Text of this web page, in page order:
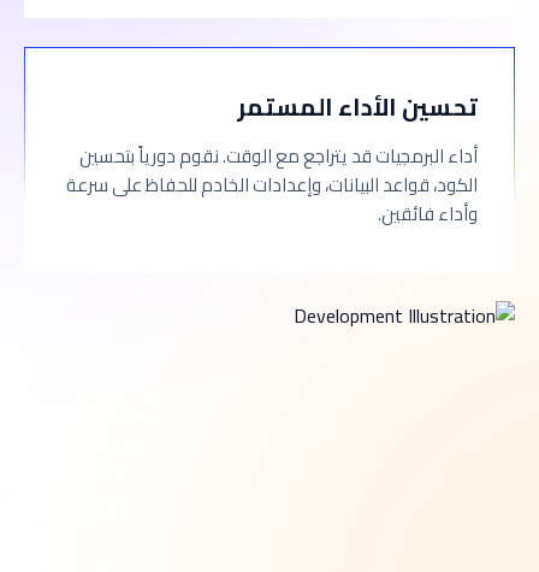
تحسين الأداء المستمر
أداء البرمجيات قد يتراجع مع الوقت. نقوم دورياً بتحسين
الكود، قواعد البيانات، وإعدادات الخادم للحفاظ على سرعة
وأداء فائقين.